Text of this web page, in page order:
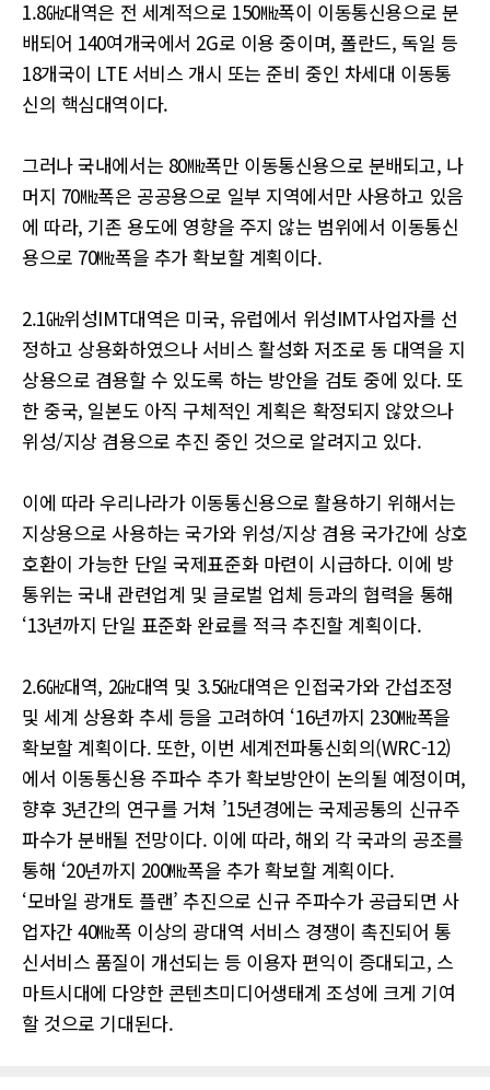
1.8㎓대역은 전 세계적으로 150㎒폭이 이동통신용으로 분
배되어 140여개국에서 2G로 이용 중이며, 폴란드, 독일 등
18개국이 LTE 서비스 개시 또는 준비 중인 차세대 이동통
신의 핵심대역이다.
그러나 국내에서는 80㎒폭만 이동통신용으로 분배되고, 나
머지 70㎒폭은 공공용으로 일부 지역에서만 사용하고 있음
에 따라, 기존 용도에 영향을 주지 않는 범위에서 이동통신
용으로 70㎒폭을 추가 확보할 계획이다.
2.1㎓위성IMT대역은 미국, 유럽에서 위성IMT사업자를 선
정하고 상용화하였으나 서비스 활성화 저조로 동 대역을 지
상용으로 겸용할 수 있도록 하는 방안을 검토 중에 있다. 또
한 중국, 일본도 아직 구체적인 계획은 확정되지 않았으나
위성/지상 겸용으로 추진 중인 것으로 알려지고 있다.
이에 따라 우리나라가 이동통신용으로 활용하기 위해서는
지상용으로 사용하는 국가와 위성/지상 겸용 국가간에 상호
호환이 가능한 단일 국제표준화 마련이 시급하다. 이에 방
통위는 국내 관련업계 및 글로벌 업체 등과의 협력을 통해
‘13년까지 단일 표준화 완료를 적극 추진할 계획이다.
2.6㎓대역, 2㎓대역 및 3.5㎓대역은 인접국가와 간섭조정
및 세계 상용화 추세 등을 고려하여 ‘16년까지 230㎒폭을
확보할 계획이다. 또한, 이번 세계전파통신회의(WRC-12)
에서 이동통신용 주파수 추가 확보방안이 논의될 예정이며,
향후 3년간의 연구를 거쳐 ’15년경에는 국제공통의 신규주
파수가 분배될 전망이다. 이에 따라, 해외 각 국과의 공조를
통해 ‘20년까지 200㎒폭을 추가 확보할 계획이다.
‘모바일 광개토 플랜’ 추진으로 신규 주파수가 공급되면 사
업자간 40㎒폭 이상의 광대역 서비스 경쟁이 촉진되어 통
신서비스 품질이 개선되는 등 이용자 편익이 증대되고, 스
마트시대에 다양한 콘텐츠미디어생태계 조성에 크게 기여
할 것으로 기대된다.